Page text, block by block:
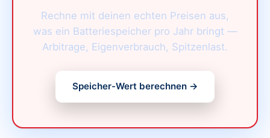
Rechne mit deinen echten Preisen aus,
was ein Batteriespeicher pro Jahr bringt —
Arbitrage, Eigenverbrauch, Spitzenlast.
Speicher-Wert berechnen →